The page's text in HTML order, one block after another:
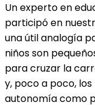
Un experto en
participó en
una útil analogía
niños son
para cruzar la
y, poco a poco,
autonomía como